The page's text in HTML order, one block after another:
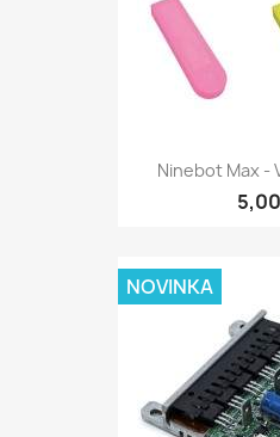
Ninebot Max -
NOVINKA